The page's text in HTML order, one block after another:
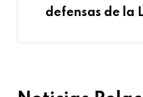
defensas de la